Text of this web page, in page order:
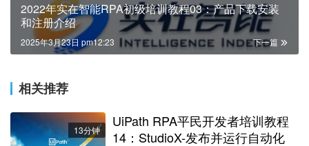
2022年实在智能RPA初级培训教程03：产品下载安装
和注册介绍
下一篇
2025年3月23日 pm12:23
相关推荐
13分钟
UiPath RPA平民开发者培训教程
14：StudioX-发布并运行自动化